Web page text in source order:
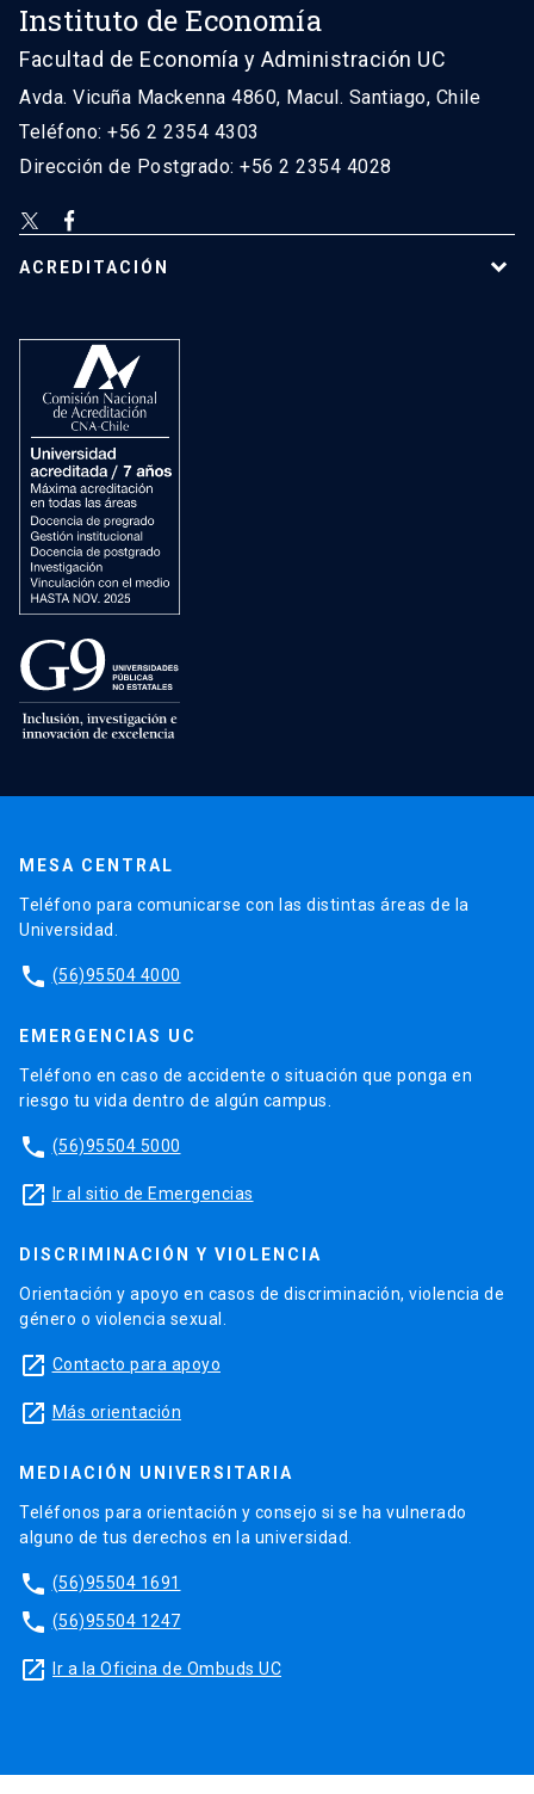
Instituto de Economía
Facultad de Economía y Administración UC
Avda. Vicuña Mackenna 4860, Macul. Santiago, Chile
Teléfono: +56 2 2354 4303
Dirección de Postgrado: +56 2 2354 4028
ACREDITACIÓN
MESA CENTRAL
Teléfono para comunicarse con las distintas áreas de la
Universidad.
phone (56)95504 4000
EMERGENCIAS UC
Teléfono en caso de accidente o situación que ponga en
riesgo tu vida dentro de algún campus.
phone (56)95504 5000
launch Ir al sitio de Emergencias
DISCRIMINACIÓN Y VIOLENCIA
Orientación y apoyo en casos de discriminación, violencia de
género o violencia sexual.
launch Contacto para apoyo
launch Más orientación
MEDIACIÓN UNIVERSITARIA
Teléfonos para orientación y consejo si se ha vulnerado
alguno de tus derechos en la universidad.
phone (56)95504 1691
phone (56)95504 1247
launch Ir a la Oficina de Ombuds UC